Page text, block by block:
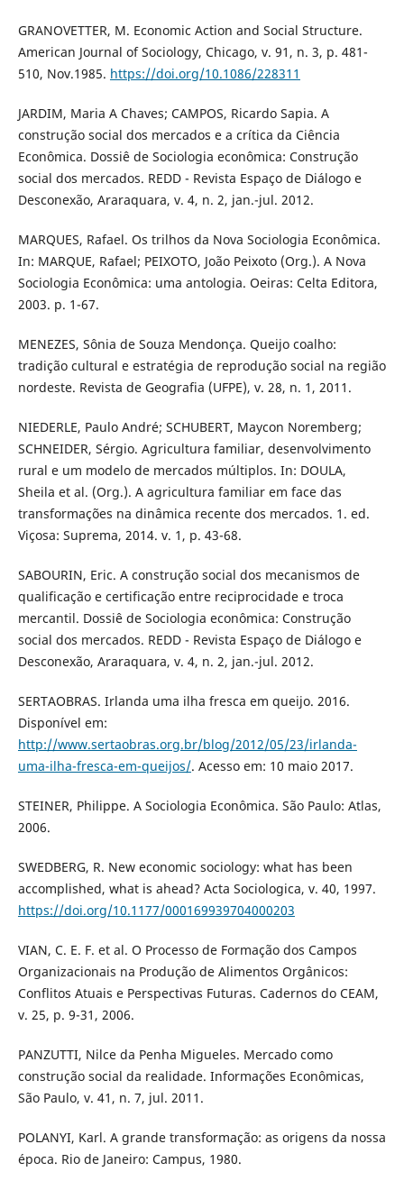
GRANOVETTER, M. Economic Action and Social Structure.
American Journal of Sociology, Chicago, v. 91, n. 3, p. 481-
510, Nov.1985. https://doi.org/10.1086/228311
JARDIM, Maria A Chaves; CAMPOS, Ricardo Sapia. A
construção social dos mercados e a crítica da Ciência
Econômica. Dossiê de Sociologia econômica: Construção
social dos mercados. REDD - Revista Espaço de Diálogo e
Desconexão, Araraquara, v. 4, n. 2, jan.-jul. 2012.
MARQUES, Rafael. Os trilhos da Nova Sociologia Econômica.
In: MARQUE, Rafael; PEIXOTO, João Peixoto (Org.). A Nova
Sociologia Econômica: uma antologia. Oeiras: Celta Editora,
2003. p. 1-67.
MENEZES, Sônia de Souza Mendonça. Queijo coalho:
tradição cultural e estratégia de reprodução social na região
nordeste. Revista de Geografia (UFPE), v. 28, n. 1, 2011.
NIEDERLE, Paulo André; SCHUBERT, Maycon Noremberg;
SCHNEIDER, Sérgio. Agricultura familiar, desenvolvimento
rural e um modelo de mercados múltiplos. In: DOULA,
Sheila et al. (Org.). A agricultura familiar em face das
transformações na dinâmica recente dos mercados. 1. ed.
Viçosa: Suprema, 2014. v. 1, p. 43-68.
SABOURIN, Eric. A construção social dos mecanismos de
qualificação e certificação entre reciprocidade e troca
mercantil. Dossiê de Sociologia econômica: Construção
social dos mercados. REDD - Revista Espaço de Diálogo e
Desconexão, Araraquara, v. 4, n. 2, jan.-jul. 2012.
SERTAOBRAS. Irlanda uma ilha fresca em queijo. 2016.
Disponível em:
http://www.sertaobras.org.br/blog/2012/05/23/irlanda-
uma-ilha-fresca-em-queijos/. Acesso em: 10 maio 2017.
STEINER, Philippe. A Sociologia Econômica. São Paulo: Atlas,
2006.
SWEDBERG, R. New economic sociology: what has been
accomplished, what is ahead? Acta Sociologica, v. 40, 1997.
https://doi.org/10.1177/000169939704000203
VIAN, C. E. F. et al. O Processo de Formação dos Campos
Organizacionais na Produção de Alimentos Orgânicos:
Conflitos Atuais e Perspectivas Futuras. Cadernos do CEAM,
v. 25, p. 9-31, 2006.
PANZUTTI, Nilce da Penha Migueles. Mercado como
construção social da realidade. Informações Econômicas,
São Paulo, v. 41, n. 7, jul. 2011.
POLANYI, Karl. A grande transformação: as origens da nossa
época. Rio de Janeiro: Campus, 1980.